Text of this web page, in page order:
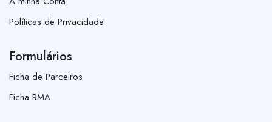
Políticas de Privacidade
Formulários
Ficha de Parceiros
Ficha RMA